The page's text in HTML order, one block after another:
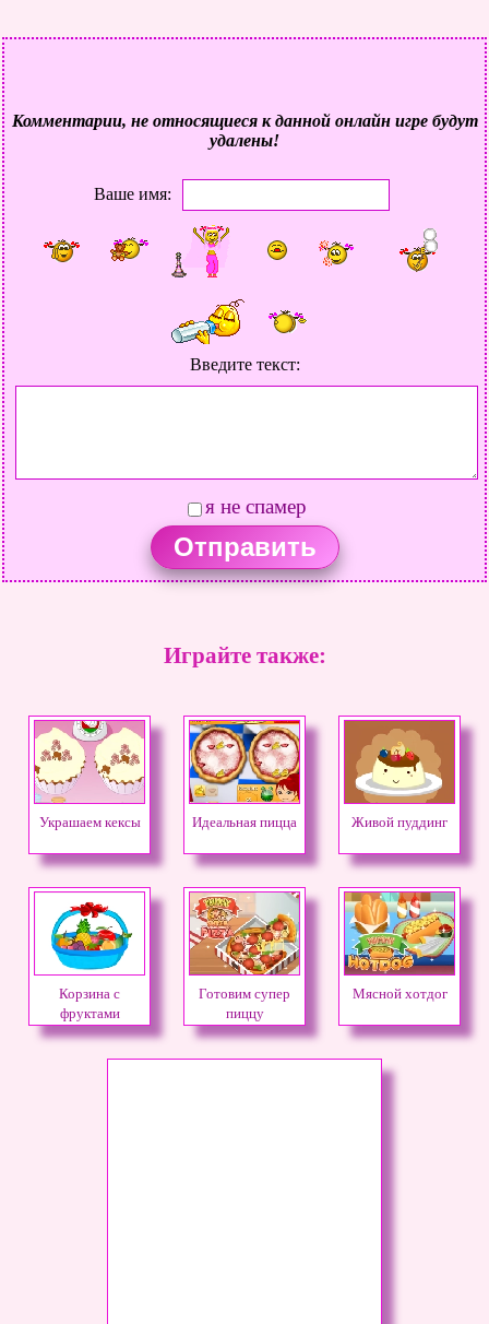
Комментарии, не относящиеся к данной онлайн игре будут
удалены!
Ваше имя:
Введите текст:
я не спамер
Играйте также:
Украшаем кексы Идеальная пицца Живой пуддинг
Корзина с
фруктами
Готовим супер
пиццу
Мясной хотдог